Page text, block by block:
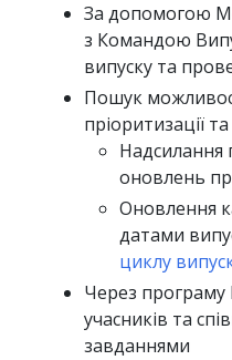
За допомогою
з Командою
випуску та
Пошук
пріоритизації
Надсилання
оновлень
Оновлення
датами
циклу
Через програму
учасників та
завданнями